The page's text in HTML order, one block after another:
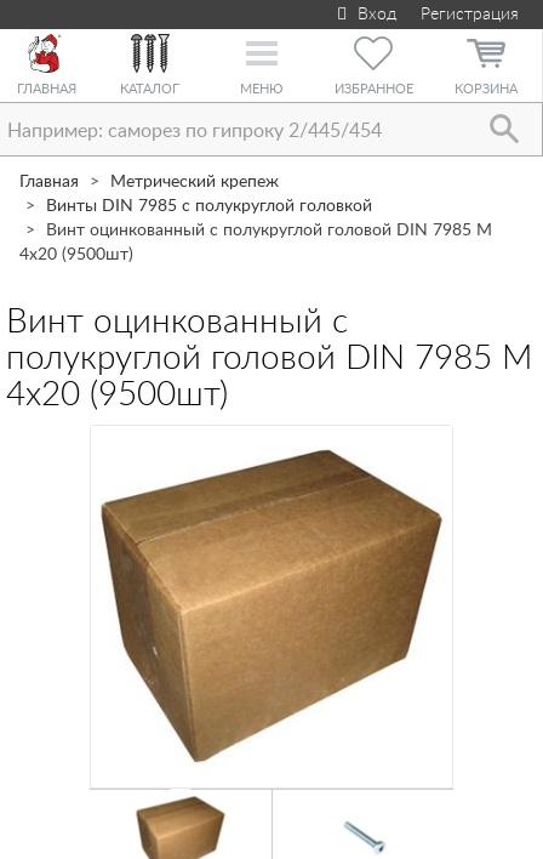
Вход Регистрация
ГЛАВНАЯ КАТАЛОГ
Toggle
МЕНЮ ИЗБРАННОЕ КОРЗИНА
Главная
Метрический крепеж
Винты DIN 7985 с полукруглой головкой
Винт оцинкованный с полукруглой головой DIN 7985 М
4х20 (9500шт)
Винт оцинкованный с
полукруглой головой DIN 7985 М
4х20 (9500шт)